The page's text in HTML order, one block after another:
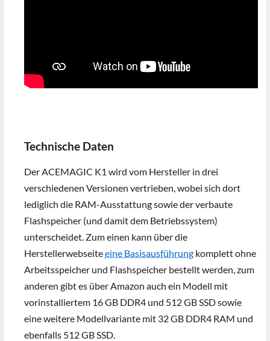
Technische Daten
Der ACEMAGIC K1 wird vom Hersteller in drei
verschiedenen Versionen vertrieben, wobei sich dort
lediglich die RAM-Ausstattung sowie der verbaute
Flashspeicher (und damit dem Betriebssystem)
unterscheidet. Zum einen kann über die
Herstellerwebseiteeine Basisausführung komplett ohne
Arbeitsspeicher und Flashspeicher bestellt werden, zum
anderen gibt es über Amazon auch ein Modell mit
vorinstalliertem 16 GB DDR4 und 512 GB SSD sowie
eine weitere Modellvariante mit 32 GB DDR4 RAM und
ebenfalls 512 GB SSD.